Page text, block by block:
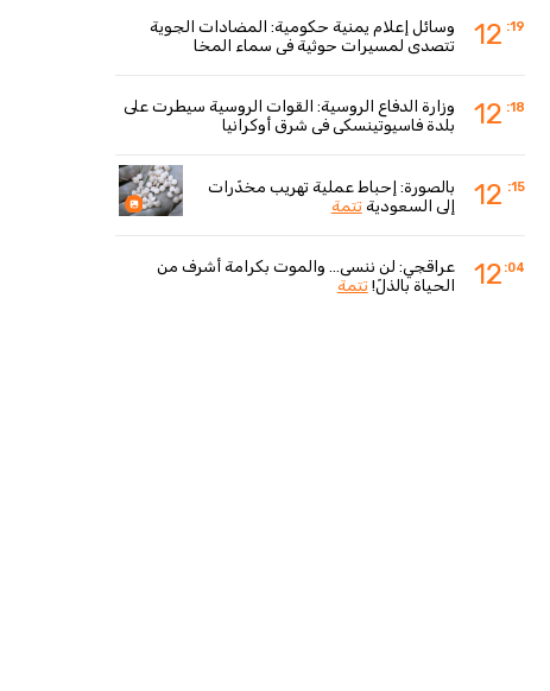
12 :19
وسائل إعلام يمنية حكومية: المضادات الجوية
تتصدى لمسيرات حوثية في سماء المخا
12 :18
وزارة الدفاع الروسية: القوات الروسية سيطرت على
بلدة فاسيوتينسكي في شرق أوكرانيا
12 :15
بالصورة: إحباط عملية تهريب مخدّرات
إلى السعوديةتتمة
12 :04
عراقجي: لن ننسى... والموت بكرامة أشرف من
الحياة بالذلّ!تتمة